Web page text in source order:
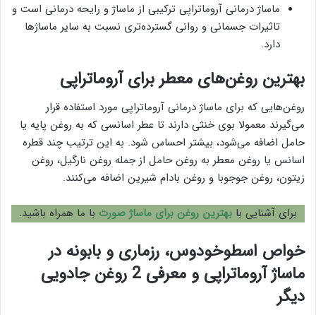
ماساژ درمانی آروماتراپی ترکیبی از ماساژ و رایحه درمانی است و
تاثیرات جسمانی و روانی گسترده‌تری نسبت به سایر ماساژها
دارد.
بهترین روغن‌های معطر برای آروماتراپی
روغن‌هایی که برای ماساژ درمانی آروماتراپی مورد استفاده قرار
می‌گیرند معمولا بوی خنثی دارند تا عطر اسانسی که به روغن پایه یا
حامل اضافه می‌شود، بیشتر احساس شود. به این ترتیب چند قطره
اسانس یا روغن‌ معطر به روغن حامل از جمله روغن نارگیل، روغن
زیتون، روغن جوجوبا و روغن بادام شیرین اضافه می‌کنند.
برای آشنایی با بهترین روغن برای ماساژ صورت با ما همراه باشید.
خواص اسطوخودوس، رزماری و بابونه در
ماساژ آروماتراپی و معرفی 2 روغن جادویی
دیگر